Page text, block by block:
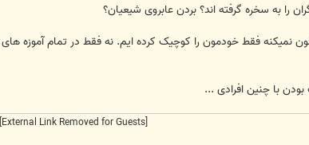
به سخره گرفته اند؟ بردن عابروی شیعیان؟
نمیکنه فقط خودمون را کوچیک کرده ایم. نه فقط در تمام آموزه
با چنین افرادی ...
[External Link Removed for Guests]